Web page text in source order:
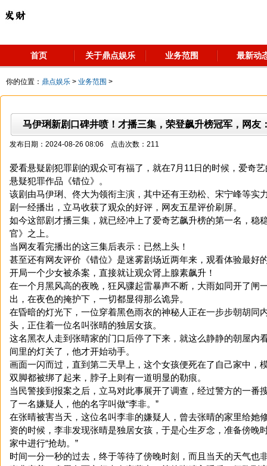
首页 关于鼎点娱乐 业务范围 最新动
你的位置： 鼎点娱乐 > 业务范围 >
马伊琍新剧口碑井喷！才播三集，荣登飙升榜冠军，网友
发布日期：2024-08-26 08:06 点击次数：211
爱看悬疑剧犯罪剧的观众可有福了，就在7月11日的时候，爱奇
悬疑犯罪作品《错位》。
该剧由马伊琍、佟大为领衔主演，其中还有王劲松、宋宁峰等实
剧一经播出，立马收获了观众的好评，网友五星评价刷屏。
如今这部剧才播三集，就已经冲上了爱奇艺飙升榜的第一名，稳
官》之上。
当网友看完播出的这三集后表示：已然上头！
甚至还有网友评价《错位》是迷雾剧场近两年来，观看体验最好
开局一个少女被杀案，直接就让观众肾上腺素飙升！
在一个月黑风高的夜晚，狂风骤起雷暴声不断，大雨如同开了闸
出，在夜色的掩护下，一切都显得那么诡异。
在昏暗的灯光下，一位穿着黑色雨衣的神秘人正在一步步朝胡同
头，正住着一位名叫张晴的独居女孩。
这名黑衣人走到张晴家的门口后停了下来，就这么静静的朝屋内
间里的灯关了，他才开始动手。
画面一闪而过，直到第二天早上，这个女孩便死在了自己家中，
双脚都被绑了起来，脖子上则有一道明显的勒痕。
当民警接到报案之后，立马对此事展开了调查，经过警方的一番
了一名嫌疑人，他的名字叫做“李非。”
在张晴被害当天，这位名叫李非的嫌疑人，曾去张晴的家里给她
资的时候，李非发现张晴是独居女孩，于是心生歹念，准备傍晚
家中进行“抢劫。”
时间一分一秒的过去，终于等待了傍晚时刻，而且当天的天气也